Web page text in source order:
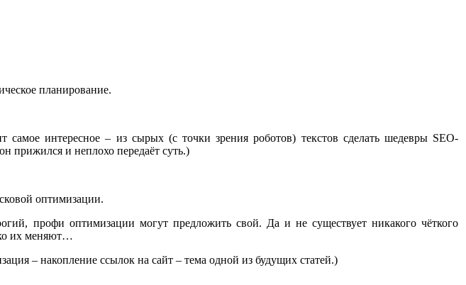
планирование.
интересное – из сырых (с точки зрения роботов) текстов сделать шедевры SEO-
прижился и неплохо передаёт суть.)
оптимизации.
профи оптимизации могут предложить свой. Да и не существует никакого чёткого
их меняют…
– накопление ссылок на сайт – тема одной из будущих статей.)